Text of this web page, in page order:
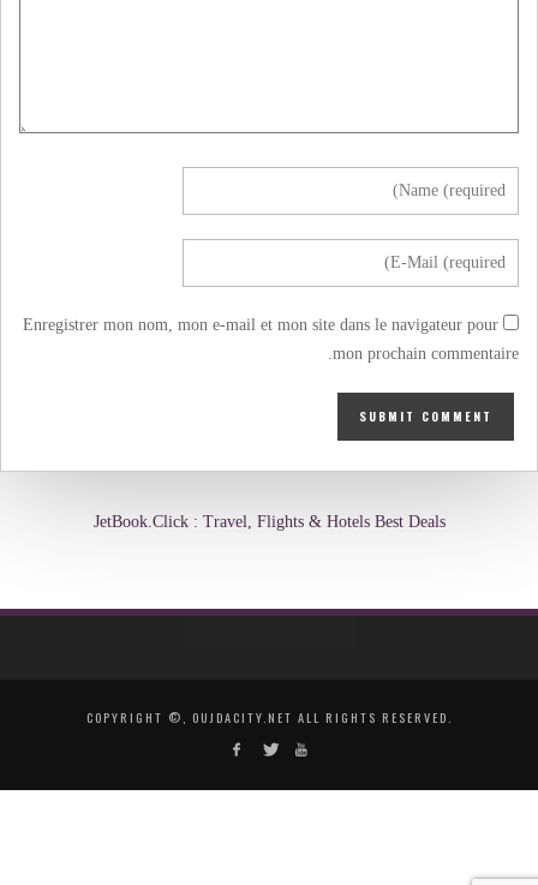
Enregistrer mon nom, mon e-mail et mon site dans le navigateur pour
mon prochain commentaire.
JetBook.Click : Travel, Flights & Hotels Best Deals
COPYRIGHT ©, OUJDACITY.NET ALL RIGHTS RESERVED.